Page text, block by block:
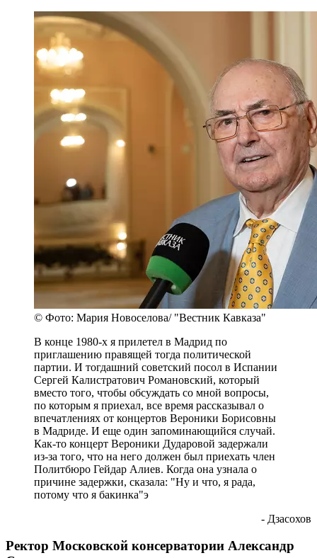
© Фото: Мария Новоселова/ "Вестник Кавказа"
В конце 1980-х я прилетел в Мадрид по
приглашению правящей тогда политической
партии. И тогдашний советский посол в Испании
Сергей Калистратович Романовский, который
вместо того, чтобы обсуждать со мной вопросы,
по которым я приехал, все время рассказывал о
впечатлениях от концертов Вероники Борисовны
в Мадриде. И еще один запоминающийся случай.
Как-то концерт Вероники Дударовой задержали
из-за того, что на него должен был приехать член
Политбюро Гейдар Алиев. Когда она узнала о
причине задержки, сказала: "Ну и что, я рада,
потому что я бакинка"э
- Дзасохов
Ректор Московской консерватории Александр